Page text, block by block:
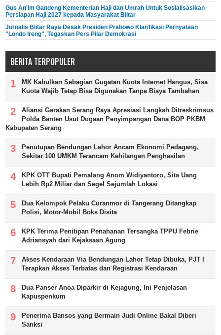
Gus An'im Gandeng Kementerian Haji dan Umrah Untuk Sosialisasikan
Persiapan Haji 2027 kepada Masyarakat Blitar
Jurnalis Blitar Raya Desak Presiden Prabowo Klarifikasi Pernyataan
"Londo Ireng", Tegaskan Pers Pilar Demokrasi
BERITA TERPOPULER
MK Kabulkan Sebagian Gugatan Kuota Internet Hangus, Sisa
Kuota Wajib Tetap Bisa Digunakan Tanpa Biaya Tambahan
Aliansi Gerakan Serang Raya Apresiasi Langkah Ditreskrimsus
Polda Banten Usut Dugaan Penyimpangan Dana BOP PKBM
Kabupaten Serang
Penutupan Bendungan Lahor Ancam Ekonomi Pedagang,
Sekitar 100 UMKM Terancam Kehilangan Penghasilan
KPK OTT Bupati Pemalang Anom Widiyantoro, Sita Uang
Lebih Rp2 Miliar dan Segel Sejumlah Lokasi
Dua Kelompok Pelaku Curanmor di Tangerang Ditangkap
Polisi, Motor-Mobil Boks Disita
KPK Terima Penitipan Penahanan Tersangka TPPU Febrie
Adriansyah dari Kejaksaan Agung
Akses Kendaraan Via Bendungan Lahor Tetap Dibuka, PJT I
Terapkan Akses Terbatas dan Registrasi Kendaraan
Dua Panser Anoa Diparkir di Kejagung, Ini Penjelasan
Kapuspenkum
Penerima Bansos yang Bermain Judi Online Bakal Diberi
Sanksi